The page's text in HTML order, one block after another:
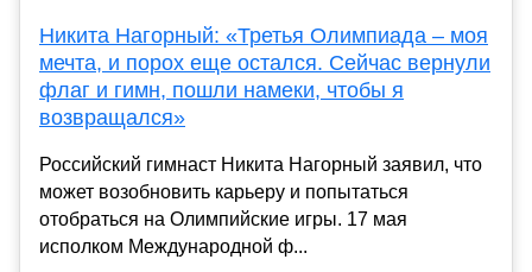
Никита Нагорный: «Третья Олимпиада – моя
мечта, и порох еще остался. Сейчас вернули
флаг и гимн, пошли намеки, чтобы я
возвращался»
Российский гимнаст Никита Нагорный заявил, что
может возобновить карьеру и попытаться
отобраться на Олимпийские игры. 17 мая
исполком Международной ф...